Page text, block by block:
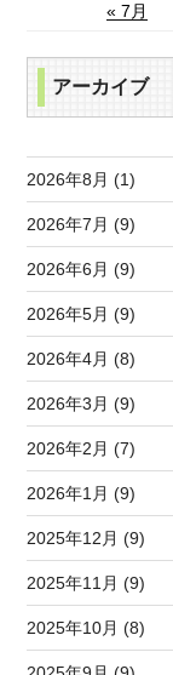
« 7月
アーカイブ
2026年8月 (1)
2026年7月 (9)
2026年6月 (9)
2026年5月 (9)
2026年4月 (8)
2026年3月 (9)
2026年2月 (7)
2026年1月 (9)
2025年12月 (9)
2025年11月 (9)
2025年10月 (8)